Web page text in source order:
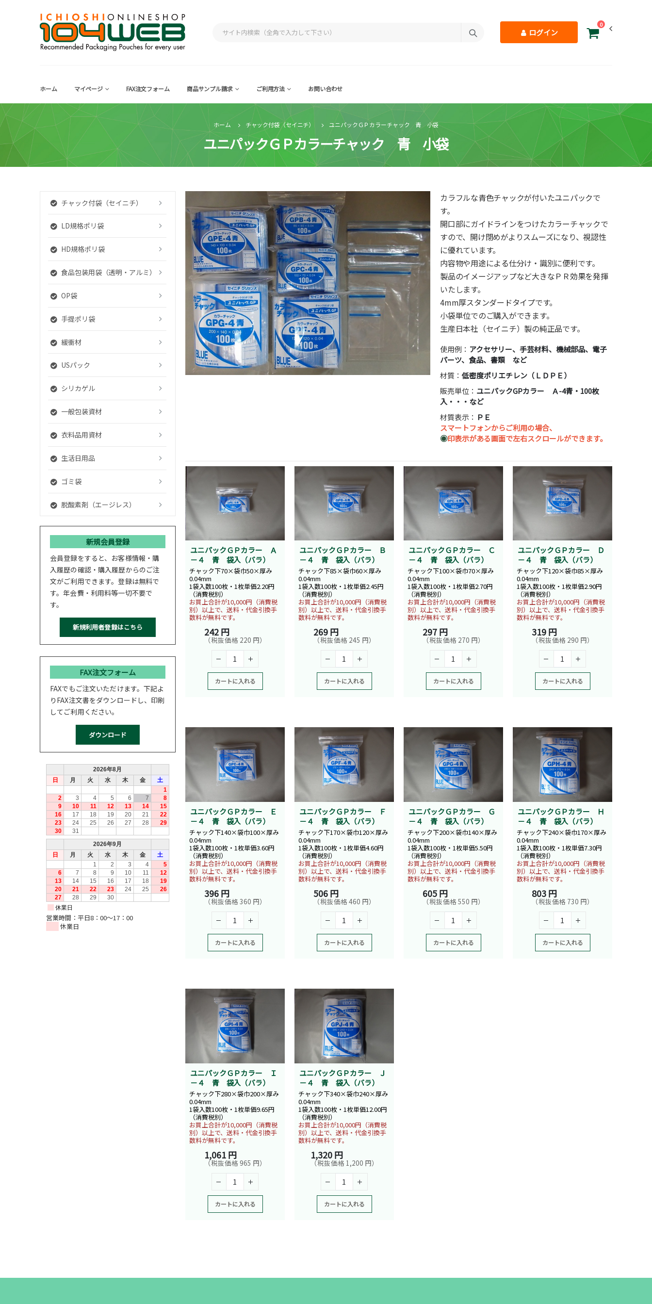
ログイン
0
ホーム マイページ FAX注文フォーム 商品サンプル請求 ご利用方法 お問い合わせ
ホーム チャック付袋（セイニチ） ユニパックＧＰカラーチャック 青 小袋
ユニパックＧＰカラーチャック 青 小袋
カラフルな青色チャックが付いたユニパックで
す。
開口部にガイドラインをつけたカラーチャックで
すので、開け閉めがよりスムーズになり、視認性
に優れています。
内容物や用途による仕分け・識別に便利です。
製品のイメージアップなど大きなＰＲ効果を発揮
いたします。
4mm厚スタンダードタイプです。
小袋単位でのご購入ができます。
生産日本社（セイニチ）製の純正品です。
使用例： アクセサリー、手芸材料、機械部品、電子
パーツ、食品、書類 など
材質：低密度ポリエチレン（ＬＤＰＥ）
販売単位： ユニパックGPカラー Ａ-4青・100枚
入・・・など
材質表示： ＰＥ
スマートフォンからご利用の場合、
◉印表示がある画面で左右スクロールができます。
ユニパックＧＰカラー Ａ
－４ 青 袋入（バラ）
チャック下70×袋巾50×厚み
0.04mm
1袋入数100枚・1枚単価2.20円
（消費税別）
お買上合計が10,000円（消費税
別）以上で、送料・代金引換手
数料が無料です。
242 円
（税抜価格 220 円）
カートに入れる
ユニパックＧＰカラー Ｂ
－４ 青 袋入（バラ）
チャック下85×袋巾60×厚み
0.04mm
1袋入数100枚・1枚単価2.45円
（消費税別）
お買上合計が10,000円（消費税
別）以上で、送料・代金引換手
数料が無料です。
269 円
（税抜価格 245 円）
カートに入れる
ユニパックＧＰカラー Ｃ
－４ 青 袋入（バラ）
チャック下100×袋巾70×厚み
0.04mm
1袋入数100枚・1枚単価2.70円
（消費税別）
お買上合計が10,000円（消費税
別）以上で、送料・代金引換手
数料が無料です。
297 円
（税抜価格 270 円）
カートに入れる
ユニパックＧＰカラー Ｄ
－４ 青 袋入（バラ）
チャック下120×袋巾85×厚み
0.04mm
1袋入数100枚・1枚単価2.90円
（消費税別）
お買上合計が10,000円（消費税
別）以上で、送料・代金引換手
数料が無料です。
319 円
（税抜価格 290 円）
カートに入れる
ユニパックＧＰカラー Ｅ
－４ 青 袋入（バラ）
チャック下140×袋巾100×厚み
0.04mm
1袋入数100枚・1枚単価3.60円
（消費税別）
お買上合計が10,000円（消費税
別）以上で、送料・代金引換手
数料が無料です。
396 円
（税抜価格 360 円）
カートに入れる
ユニパックＧＰカラー Ｆ
－４ 青 袋入（バラ）
チャック下170×袋巾120×厚み
0.04mm
1袋入数100枚・1枚単価4.60円
（消費税別）
お買上合計が10,000円（消費税
別）以上で、送料・代金引換手
数料が無料です。
506 円
（税抜価格 460 円）
カートに入れる
ユニパックＧＰカラー Ｇ
－４ 青 袋入（バラ）
チャック下200×袋巾140×厚み
0.04mm
1袋入数100枚・1枚単価5.50円
（消費税別）
お買上合計が10,000円（消費税
別）以上で、送料・代金引換手
数料が無料です。
605 円
（税抜価格 550 円）
カートに入れる
ユニパックＧＰカラー Ｈ
－４ 青 袋入（バラ）
チャック下240×袋巾170×厚み
0.04mm
1袋入数100枚・1枚単価7.30円
（消費税別）
お買上合計が10,000円（消費税
別）以上で、送料・代金引換手
数料が無料です。
803 円
（税抜価格 730 円）
カートに入れる
ユニパックＧＰカラー Ｉ
－４ 青 袋入（バラ）
チャック下280×袋巾200×厚み
0.04mm
1袋入数100枚・1枚単価9.65円
（消費税別）
お買上合計が10,000円（消費税
別）以上で、送料・代金引換手
数料が無料です。
1,061 円
（税抜価格 965 円）
カートに入れる
ユニパックＧＰカラー Ｊ
－４ 青 袋入（バラ）
チャック下340×袋巾240×厚み
0.04mm
1袋入数100枚・1枚単価12.00円
（消費税別）
お買上合計が10,000円（消費税
別）以上で、送料・代金引換手
数料が無料です。
1,320 円
（税抜価格 1,200 円）
カートに入れる
チャック付袋（セイニチ）
LD規格ポリ袋
HD規格ポリ袋
食品包装用袋（透明・アルミ）
OP袋
手提ポリ袋
緩衝材
USパック
シリカゲル
一般包装資材
衣料品用資材
生活日用品
ゴミ袋
脱酸素剤（エージレス）
新規会員登録
会員登録をすると、お客様情報・購
入履歴の確認・購入履歴からのご注
文がご利用できます。登録は無料で
す。年会費・利用料等一切不要で
す。
FAX注文フォーム
FAXでもご注文いただけます。下記よ
りFAX注文書をダウンロードし、印刷
してご利用ください。
営業時間：平日8：00～17：00
休業日